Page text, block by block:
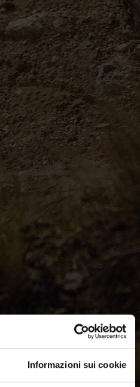
Informazioni sui cookie